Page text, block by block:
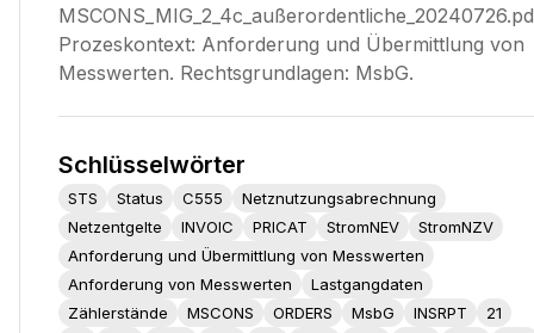
Prozeskontext: Anforderung und Übermittlung von
Messwerten. Rechtsgrundlagen: MsbG.
Schlüsselwörter
STS Status C555
Netznutzungsabrechnung
Netzentgelte
INVOIC PRICAT StromNEV
StromNZV
Anforderung und Übermittlung von Messwerten
Anforderung von Messwerten
Lastgangdaten
Zählerstände
MSCONS ORDERS MsbG INSRPT
21